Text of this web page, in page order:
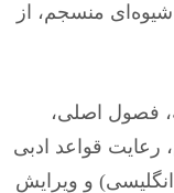
شیوه‌ای منسجم، از
فصول اصلی،
رعایت قواعد ادبی
و ویرایش